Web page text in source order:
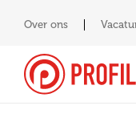
Over ons